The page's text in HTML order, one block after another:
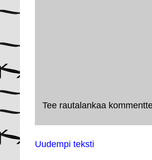
Tee rautalankaa
Uudempi teksti